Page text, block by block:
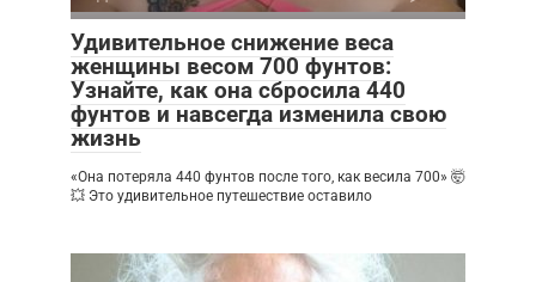
Удивительное снижение веса
женщины весом 700 фунтов:
Узнайте, как она сбросила 440
фунтов и навсегда изменила свою
жизнь
«Она потеряла 440 фунтов после того, как весила 700» 🤯
💥 Это удивительное путешествие оставило